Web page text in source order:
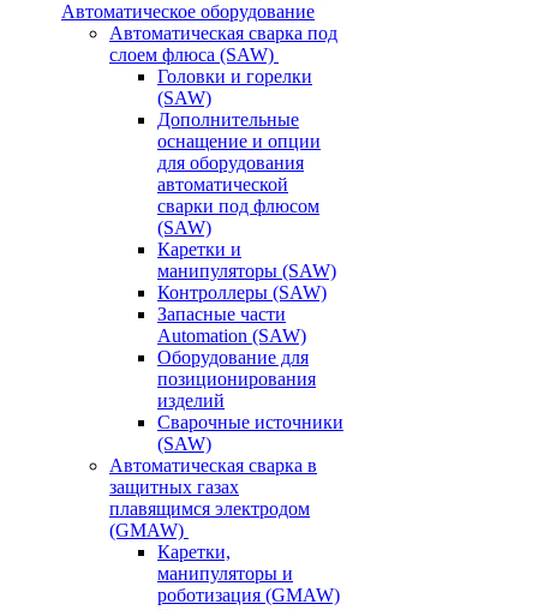
Автоматическое оборудование
Автоматическая сварка под
слоем флюса (SAW)
Головки и горелки
(SAW)
Дополнительные
оснащение и опции
для оборудования
автоматической
сварки под флюсом
(SAW)
Каретки и
манипуляторы (SAW)
Контроллеры (SAW)
Запасные части
Automation (SAW)
Оборудование для
позиционирования
изделий
Сварочные источники
(SAW)
Автоматическая сварка в
защитных газах
плавящимся электродом
(GMAW)
Каретки,
манипуляторы и
роботизация (GMAW)